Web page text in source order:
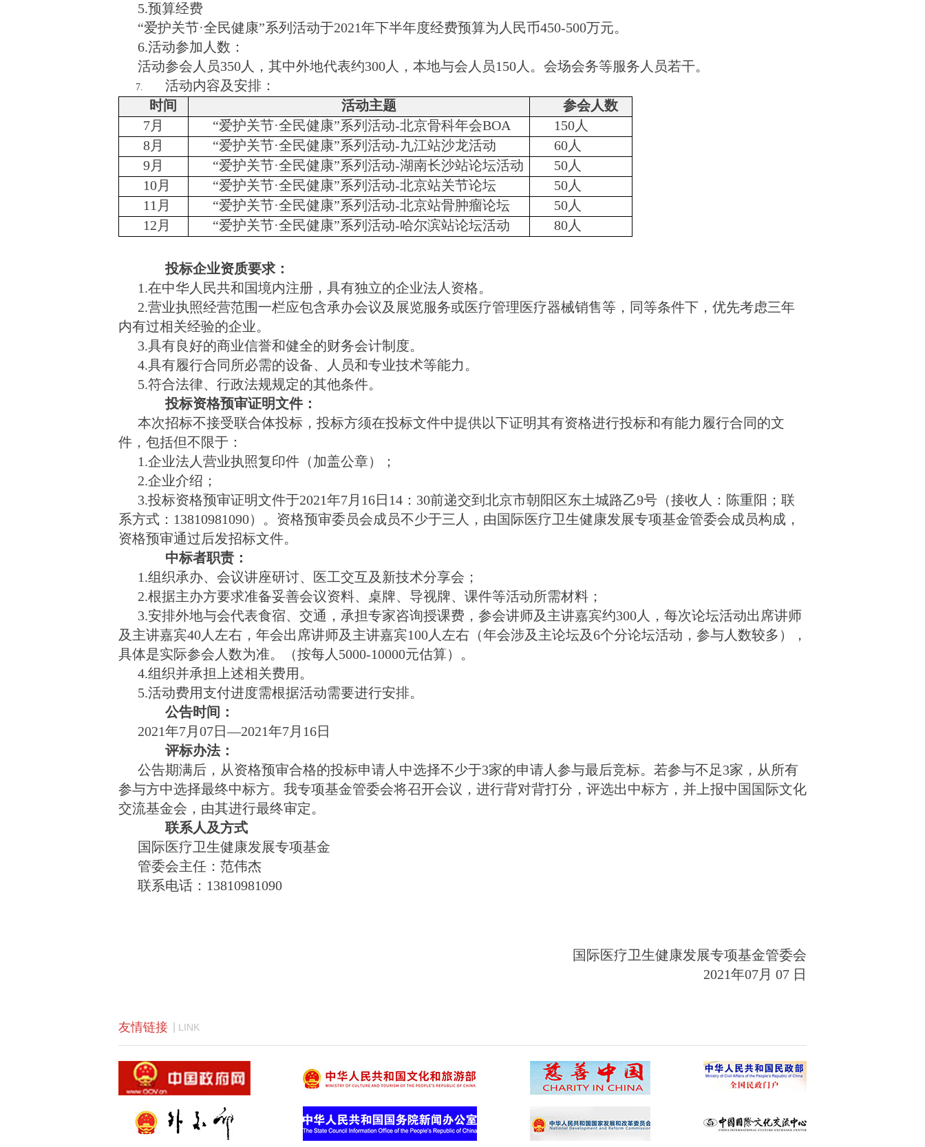
5.预算经费
“爱护关节·全民健康”系列活动于2021年下半年度经费预算为 人民币450-500万元。
6.活动参加人数：
活动参会人员350人，其中外地代表约300人，本地与会人员150人。会场会务等服务人员若干。
活动内容及安排：
时间
活动主题
参会人数
7月
“爱护关节·全民健康”系列活动-北京骨科年会BOA
150人
8月
“爱护关节·全民健康”系列活动-九江站沙龙活动
60人
9月
“爱护关节·全民健康”系列活动-湖南长沙站论坛活动
50人
10月
“爱护关节·全民健康”系列活动-北京站关节论坛
50人
11月
“爱护关节·全民健康”系列活动-北京站骨肿瘤论坛
50人
12月
“爱护关节·全民健康”系列活动-哈尔滨站论坛活动 80人
投标企业资质要求：
1.在中华人民共和国境内注册，具有独立的企业法人资格。
2.营业执照经营范围一栏应包含承办会议及展览服务或医疗管理医疗器械销售等，同等条件下，优先考虑三年
内有过相关经验的企业。
3.具有良好的商业信誉和健全的财务会计制度。
4.具有履行合同所必需的设备、人员和专业技术等能力。
5.符合法律、行政法规规定的其他条件。
投标资格预审证明文件：
本次招标不接受联合体投标，投标方须在投标文件中提供以下证明其有资格进行投标和有能力履行合同的文
件，包括但不限于：
1.企业法人营业执照复印件（加盖公章）；
2.企业介绍；
3.投标资格预审证明文件于2021年7月16日14：30前递交到北京市朝阳区东土城路乙9号（接收人：陈重阳；联
系方式：13810981090）。资格预审委员会成员不少于三人，由国际医疗卫生健康发展专项基金管委会成员构成，
资格预审通过后发招标文件。
中标者职责：
1.组织承办、会议讲座研讨、医工交互及新技术分享会；
2.根据主办方要求准备妥善会议资料、桌牌、导视牌、课件等活动所需材料；
3.安排外地与会代表食宿、交通，承担专家咨询授课费，参会讲师及主讲嘉宾约300人，每次论坛活动出席讲师
及主讲嘉宾40人左右，年会出席讲师及主讲嘉宾100人左右（年会涉及主论坛及6个分论坛活动，参与人数较多），
具体是实际参会人数为准。（按每人5000-10000元估算）。
4.组织并承担上述相关费用。
5.活动费用支付进度需根据活动需要进行安排。
公告时间：
2021年7月07日—2021年7月16日
评标办法：
公告期满后，从资格预审合格的投标申请人中选择不少于3家的申请人参与最后竞标。若参与不足3家，从所有
参与方中选择最终中标方。我专项基金管委会将召开会议，进行背对背打分，评选出中标方，并上报中国国际文化
交流基金会，由其进行最终审定。
联系人及方式
国际医疗卫生健康发展专项基金
管委会主任：范伟杰
联系电话： 13810981090
国际医疗卫生健康发展专项基金管委会
2021年07月 07 日
友情链接 LINK